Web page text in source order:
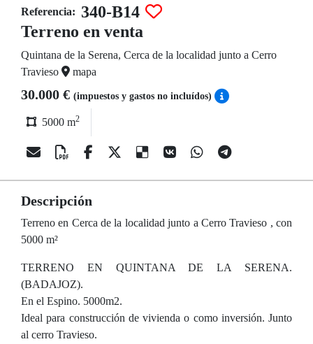
Referencia: 340-B14
Terreno en venta
Quintana de la Serena, Cerca de la localidad junto a Cerro
Travieso
mapa
30.000 € (impuestos y gastos no incluídos)
5000 m2
Descripción
Terreno en Cerca de la localidad junto a Cerro Travieso , con
5000 m²
TERRENO EN QUINTANA DE LA SERENA.
(BADAJOZ).
En el Espino. 5000m2.
Ideal para construcción de vivienda o como inversión. Junto
al cerro Travieso.